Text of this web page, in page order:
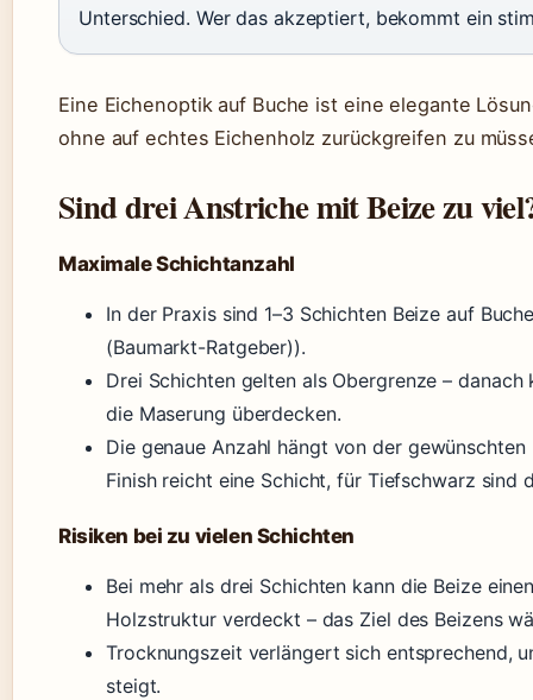
Unterschied. Wer das akzeptiert, bekommt ein
Eine Eichenoptik auf Buche ist eine elegante
ohne auf echtes Eichenholz zurückgreifen zu
Sind drei Anstriche mit Beize zu
Maximale Schichtanzahl
In der Praxis sind 1–3 Schichten Beize auf
(Baumarkt-Ratgeber)).
Drei Schichten gelten als Obergrenze –
die Maserung überdecken.
Die genaue Anzahl hängt von der
Finish reicht eine Schicht, für Tiefschwarz sind
Risiken bei zu vielen Schichten
Bei mehr als drei Schichten kann die Beize
Holzstruktur verdeckt – das Ziel des Beizens
Trocknungszeit verlängert sich entsprechend,
steigt.